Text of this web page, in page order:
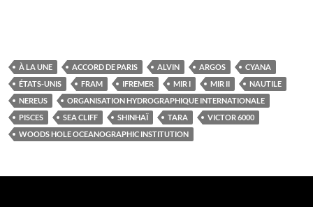
À LA UNE ACCORD DE PARIS ALVIN ARGOS
CYANA
ÉTATS-UNIS
FRAM IFREMER MIR I MIR II
NAUTILE
NEREUS
ORGANISATION HYDROGRAPHIQUE INTERNATIONALE
PISCES
SEA CLIFF SHINHAÏ TARA
VICTOR 6000
WOODS HOLE OCEANOGRAPHIC INSTITUTION